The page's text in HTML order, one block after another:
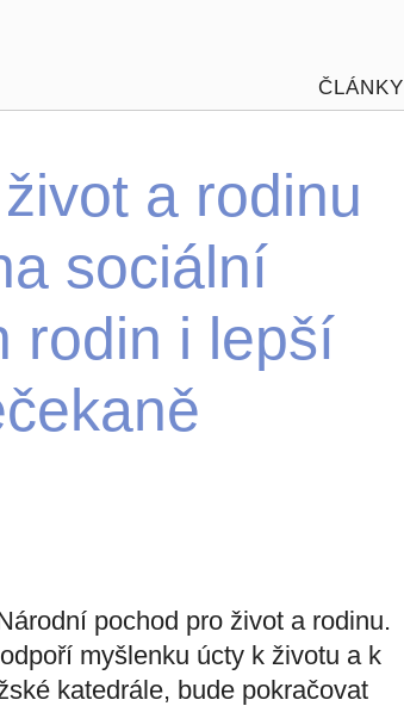
ČLÁNKY
a rodinu
sociální
rodin i lepší
pochod pro život a rodinu.
myšlenku úcty k životu a k
katedrále, bude pokračovat